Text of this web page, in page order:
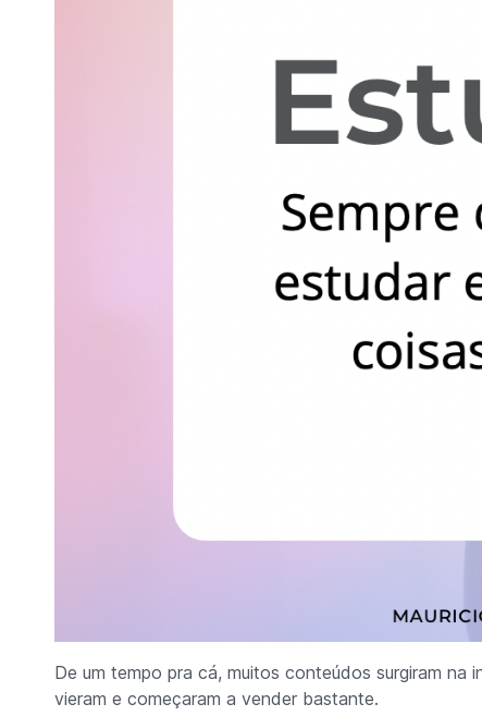
De um tempo pra cá, muitos conteúdos surgiram
vieram e começaram a vender bastante.